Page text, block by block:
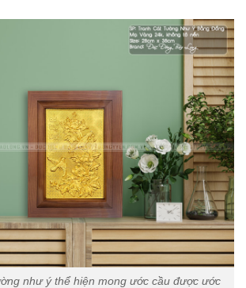
như ý thể hiện mong ước cầu được ước